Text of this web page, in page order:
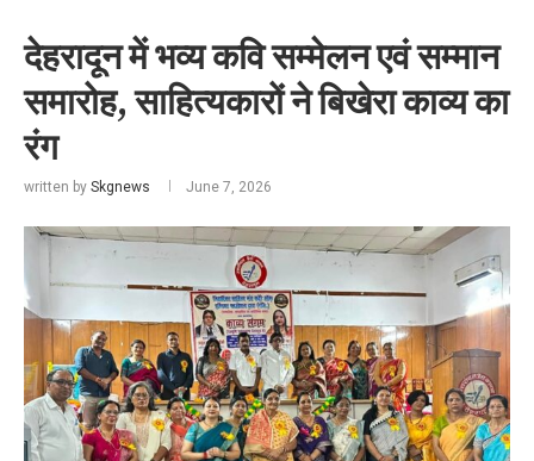
देहरादून में भव्य कवि सम्मेलन एवं सम्मान
समारोह, साहित्यकारों ने बिखेरा काव्य का
रंग
written by Skgnews June 7, 2026